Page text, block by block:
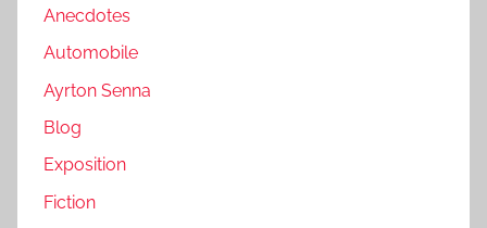
Anecdotes
Automobile
Ayrton Senna
Blog
Exposition
Fiction